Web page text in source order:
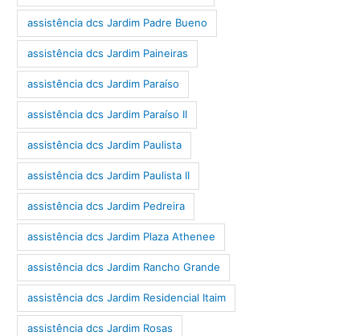
assistência dcs Jardim Padre Bueno
assistência dcs Jardim Paineiras
assistência dcs Jardim Paraíso
assistência dcs Jardim Paraíso II
assistência dcs Jardim Paulista
assistência dcs Jardim Paulista II
assistência dcs Jardim Pedreira
assistência dcs Jardim Plaza Athenee
assistência dcs Jardim Rancho Grande
assistência dcs Jardim Residencial Itaim
assistência dcs Jardim Rosas